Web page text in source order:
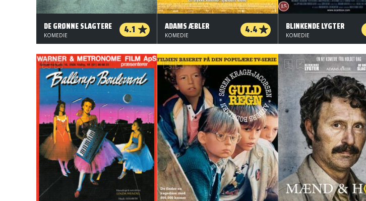
DE GRØNNE SLAGTERE 4.1
KOMEDIE
ADAMS ÆBLER 4.4
KOMEDIE
BLINKENDE LYGTER
KOMEDIE